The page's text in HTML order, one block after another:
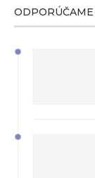
ODPORÚČAME